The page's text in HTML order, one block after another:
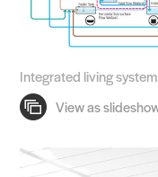
Integrated living system